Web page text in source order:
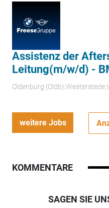
Assistenz der
Leitung(m/w/d) -
Oldenburg
weitere Jobs
KOMMENTARE
SAGEN SIE